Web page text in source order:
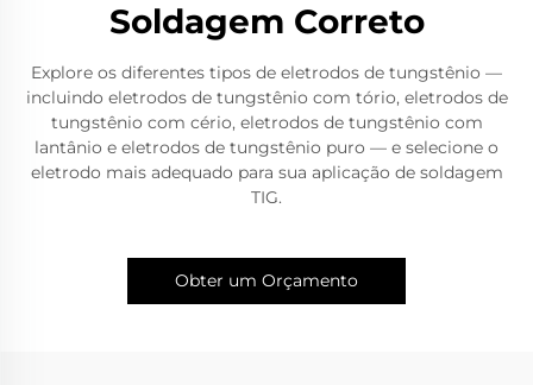
Soldagem Correto
Explore os diferentes tipos de eletrodos de tungstênio —
incluindo eletrodos de tungstênio com tório, eletrodos de
tungstênio com cério, eletrodos de tungstênio com
lantânio e eletrodos de tungstênio puro — e selecione o
eletrodo mais adequado para sua aplicação de soldagem
TIG.
Obter um Orçamento